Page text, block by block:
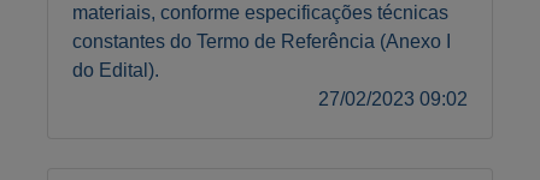
materiais, conforme especificações técnicas
constantes do Termo de Referência (Anexo I
do Edital).
27/02/2023 09:02